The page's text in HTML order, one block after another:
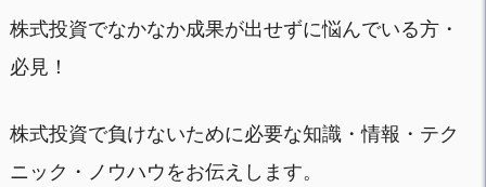
株式投資でなかなか成果が出せずに悩んでいる方・
必見！
株式投資で負けないために必要な知識・情報・テク
ニック・ノウハウをお伝えします。